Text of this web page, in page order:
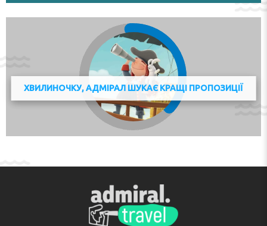
ХВИЛИНОЧКУ, АДМІРАЛ ШУКАЄ КРАЩІ ПРОПОЗИЦІЇ